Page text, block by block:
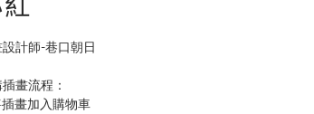
計師-巷口朝日
畫流程：
插畫加入購物車